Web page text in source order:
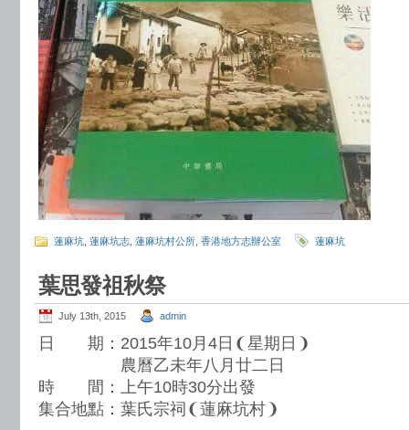
蓮麻坑 蓮麻坑志 蓮麻坑村公所 香港地方志辦公室 蓮麻坑
葉思發祖秋祭
July 13th, 2015 admin
日 期：2015年10月4日❨星期日❩
農曆乙未年八月廿二日
時 間：上午10時30分出發
集合地點：葉氏宗祠❨蓮麻坑村❩